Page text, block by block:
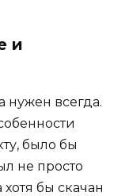
и
нужен всегда.
было бы
не просто
хотя бы скачан